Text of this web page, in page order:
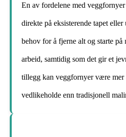
En av fordelene med
direkte på eksisterende tapet
behov for å fjerne alt og starte
arbeid, samtidig som det gir et
tillegg kan veggfornyer være mer
vedlikeholde enn tradisjonell